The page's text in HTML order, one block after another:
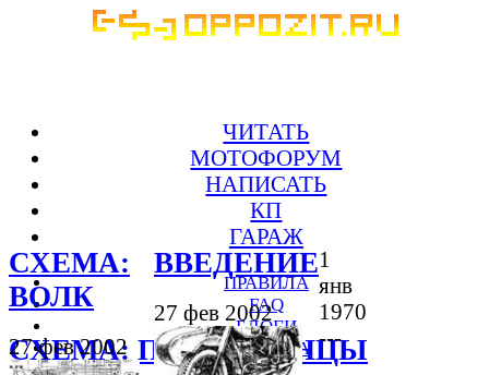
ЧИТАТЬ
МОТОФОРУМ
НАПИСАТЬ
КП
ГАРАЖ
ПРАВИЛА
FAQ
БЛОГИ
ЗАКРОМА
СХЕМА: ПРЯЧЬ КОНЦЫ
СХЕМА:
ВОЛК
27 фев 2002
ВВЕДЕНИЕ
27 фев 2002
1
янв
1970
---